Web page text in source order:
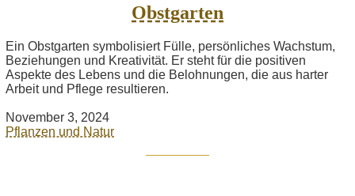
Obstgarten
Ein Obstgarten symbolisiert Fülle, persönliches Wachstum,
Beziehungen und Kreativität. Er steht für die positiven
Aspekte des Lebens und die Belohnungen, die aus harter
Arbeit und Pflege resultieren.
November 3, 2024
Pflanzen und Natur